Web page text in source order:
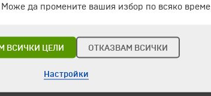
да промените вашия избор по всяко време.
ВСИЧКИ ЦЕЛИ ОТКАЗВАМ ВСИЧКИ
Настройки